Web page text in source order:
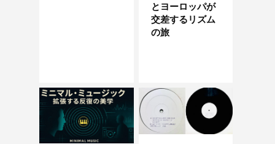
とヨーロッパが
交差するリズム
の旅